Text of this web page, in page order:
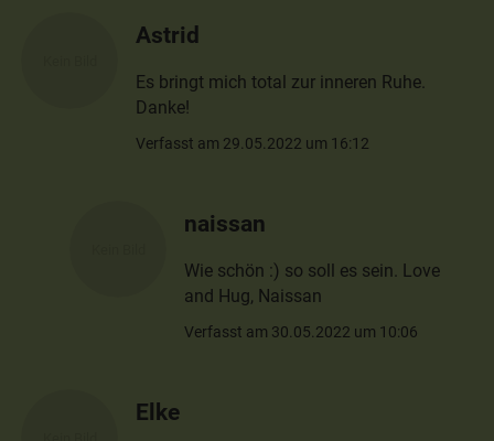
Astrid
Es bringt mich total zur inneren Ruhe.
Danke!
Verfasst am 29.05.2022 um 16:12
naissan
Wie schön :) so soll es sein. Love
and Hug, Naissan
Verfasst am 30.05.2022 um 10:06
Elke